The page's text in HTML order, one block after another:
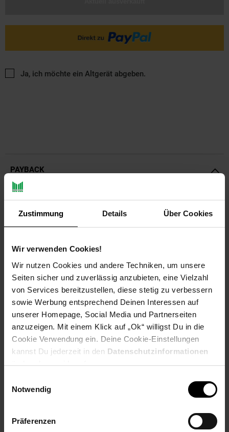
Zustimmung Details Über Cookies
Wir verwenden Cookies!
Wir nutzen Cookies und andere Techniken, um unsere
Seiten sicher und zuverlässig anzubieten, eine Vielzahl
von Services bereitzustellen, diese stetig zu verbessern
sowie Werbung entsprechend Deinen Interessen auf
unserer Homepage, Social Media und Partnerseiten
anzuzeigen. Mit einem Klick auf „Ok“ willigst Du in die
Cookie Verwendung ein. Deine Cookie-Einstellungen
kannst Du jederzeit in den Datenschutzinformationen
ändern bzw. widerrufen.
Notwendig
Präferenzen
Ja, ich möchte ein Altgerät abgeben.
PAYBACK
Payback Punkte Basis°Punkte:
13
Extra°Punkte:
0
Produktbeschreibung
Mit dem Osmo Action 3 - Hafthalterungsset können Sie Ihre
Osmo Action 3 Actionkamera sicher befestigen und furchtlose
Abenteuer erleben. Dieses Set bietet Ihnen die Flexibilität, Ihre
Kamera an verschiedenen Oberflächen und Sportgeräten zu
befestigen, damit Sie atemberaubende Aufnahmen in
Bewegung festhalten können. Das Set enthält:
Schnellverschluss-Adapterhalterung: Mit einer neuen
Metallklemme für verbesserten Halt. Diese Halterung
ermöglicht es Ihnen, Ihre Kamera schnell zu befestigen und zu
dass Ihre Kamera sicher an Ort und Stelle bleibt, ohne zu
verrutschen. Hafthalterung (flach): Diese Hafthalterung verfügt
großen 3M-Haftfläche auf der Unterseite kann die Kamera